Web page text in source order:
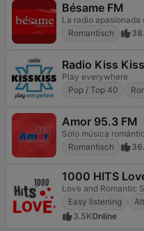
Bésame FM
La radio apasionada
Romantisch
Radio Kiss Kiss
Play everywhere
Pop / Top 40
Amor 95.3 FM
Sólo música
Romantisch
1000 HITS
Love and Romantic
Easy listening
3.5KOnline